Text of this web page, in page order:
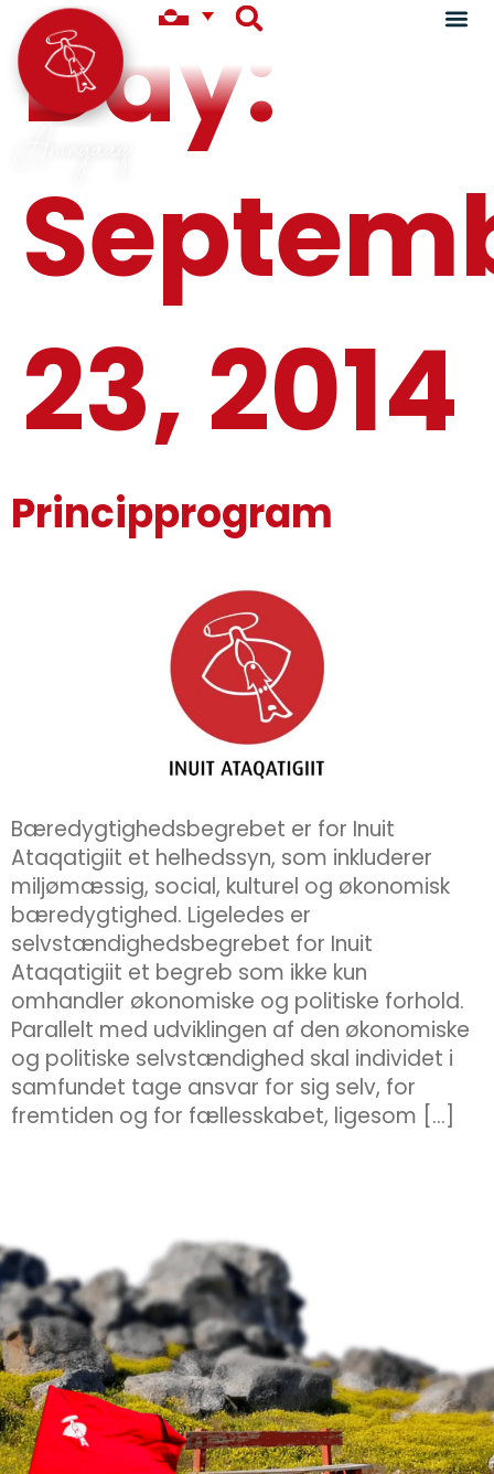
Day:
23, 2014
Principprogram
Bæredygtighedsbegrebet er for Inuit
Ataqatigiit et helhedssyn, som inkluderer
miljømæssig, social, kulturel og økonomisk
bæredygtighed. Ligeledes er
selvstændighedsbegrebet for Inuit
Ataqatigiit et begreb som ikke kun
omhandler økonomiske og politiske forhold.
Parallelt med udviklingen af den økonomiske
og politiske selvstændighed skal individet i
samfundet tage ansvar for sig selv, for
fremtiden og for fællesskabet, ligesom […]